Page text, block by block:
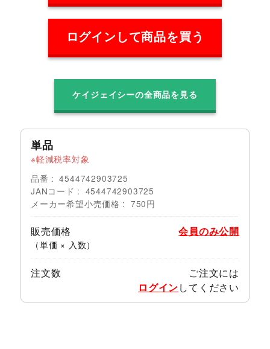
ログインして商品を買う
ケイジェイシーの全商品を見る
単品
軽減税率対象
品番
4544742903725
JANコード
4544742903725
メーカー希望小売価格
750円
販売価格
（単価 × 入数）
会員のみ公開
注文数
ご注文には
ログインしてください